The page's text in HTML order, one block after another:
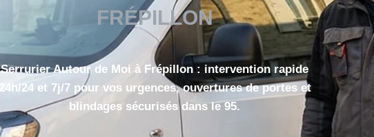
FRÉPILLON
Serrurier Autour de Moi à Frépillon : intervention rapide
24h/24 et 7j/7 pour vos urgences, ouvertures de portes et
blindages sécurisés dans le 95.